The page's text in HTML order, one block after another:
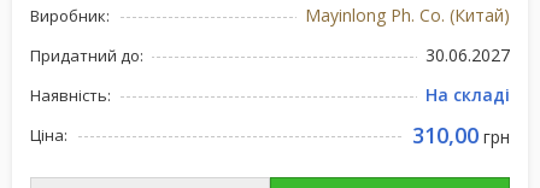
Виробник: Mayinlong Ph. Co. (Китай)
Придатний до: 30.06.2027
Наявність: На складі
Ціна: 310,00 грн